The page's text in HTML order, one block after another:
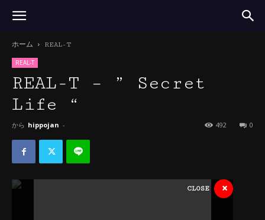
ホーム REAL-T
REAL-T
REAL-T – ” Secret
Life “
から hippojan - 0
492
CLOSE ×